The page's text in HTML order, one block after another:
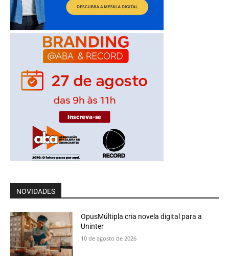
NOVIDADES
OpusMúltipla cria novela digital para a
Uninter
10 de agosto de 2026